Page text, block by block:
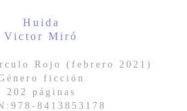
Huida
Victor Miró
Rojo (febrero 2021)
ficción
202 p áginas
978-8413853178